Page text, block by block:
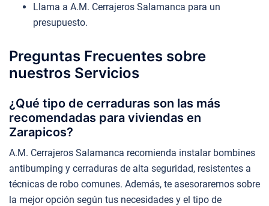
Llama a A.M. Cerrajeros Salamanca para un
presupuesto.
Preguntas Frecuentes sobre
nuestros Servicios
¿Qué tipo de cerraduras son las más
recomendadas para viviendas en
Zarapicos?
A.M. Cerrajeros Salamanca recomienda instalar bombines
antibumping y cerraduras de alta seguridad, resistentes a
técnicas de robo comunes. Además, te asesoraremos sobre
la mejor opción según tus necesidades y el tipo de